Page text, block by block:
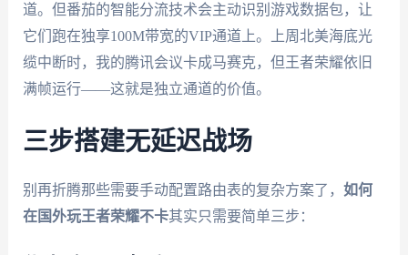
道。但番茄的智能分流技术会主动识别游戏数据包，让
它们跑在独享100M带宽的VIP通道上。上周北美海底光
缆中断时，我的腾讯会议卡成马赛克，但王者荣耀依旧
满帧运行——这就是独立通道的价值。
三步搭建无延迟战场
别再折腾那些需要手动配置路由表的复杂方案了， 如何
在国外玩王者荣耀不卡其实只需要简单三步：